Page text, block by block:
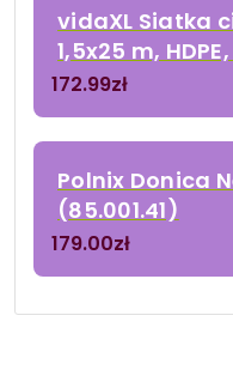
vidaXL Siatka
1,5x25 m,
172.99zł
Polnix Donica
(85.001.41)
179.00zł